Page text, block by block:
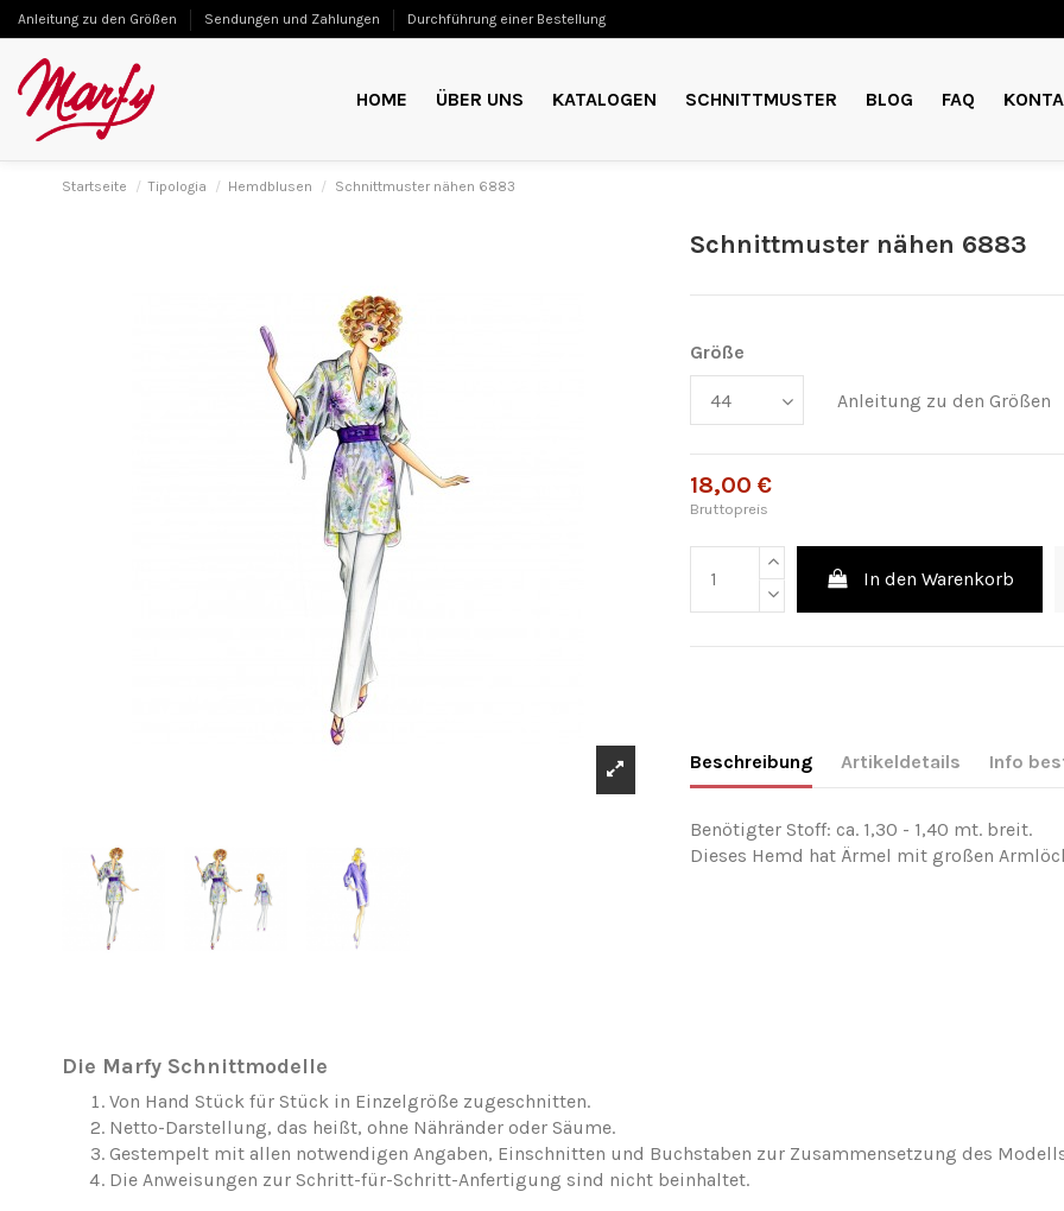
Anleitung zu den Größen Sendungen und Zahlungen Durchführung einer Bestellung
HOME ÜBER UNS KATALOGEN SCHNITTMUSTER BLOG FAQ
Startseite Tipologia Hemdblusen Schnittmuster nähen 6883
Schnittmuster nähen 6883
Größe
Anleitung zu den Größen
18,00 €
Bruttopreis
In den Warenkorb
Beschreibung Artikeldetails Info
Benötigter Stoff: ca. 1,30 - 1,40 mt. breit.
Dieses Hemd hat Ärmel mit großen
Die Marfy Schnittmodelle
Von Hand Stück für Stück in Einzelgröße zugeschnitten.
Netto-Darstellung, das heißt, ohne Nähränder oder Säume.
Gestempelt mit allen notwendigen Angaben, Einschnitten und Buchstaben zur Zusammensetzung des
Die Anweisungen zur Schritt-für-Schritt-Anfertigung sind nicht beinhaltet.